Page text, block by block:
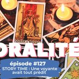
créée par le studio
Krief - Les Belles